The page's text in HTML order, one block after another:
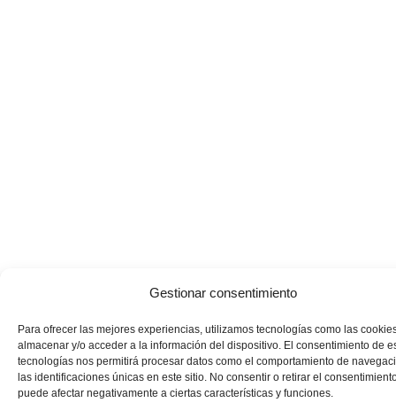
Gestionar consentimiento
Para ofrecer las mejores experiencias, utilizamos tecnologías como las
almacenar y/o acceder a la información del dispositivo. El consentimiento de
tecnologías nos permitirá procesar datos como el comportamiento de
las identificaciones únicas en este sitio. No consentir o retirar el
puede afectar negativamente a ciertas características y funciones.